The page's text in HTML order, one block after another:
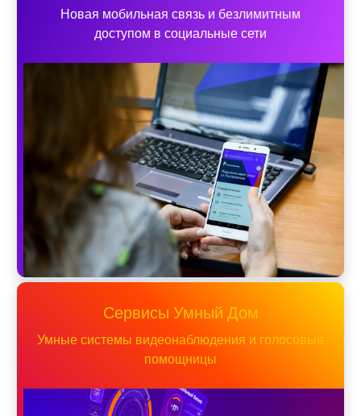
Новая мобильная связь и безлимитным
доступом в социальные сети
Сервисы Умный Дом
Умные системы видеонаблюдения и голосовые
помощницы